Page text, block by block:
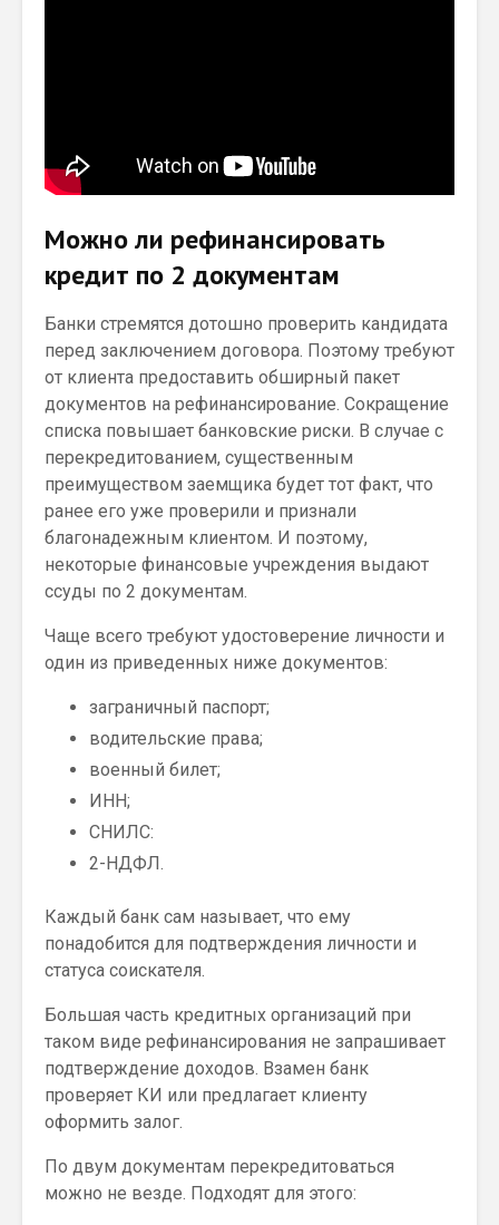
Можно ли рефинансировать
кредит по 2 документам
Банки стремятся дотошно проверить кандидата
перед заключением договора. Поэтому требуют
от клиента предоставить обширный пакет
документов на рефинансирование. Сокращение
списка повышает банковские риски. В случае с
перекредитованием, существенным
преимуществом заемщика будет тот факт, что
ранее его уже проверили и признали
благонадежным клиентом. И поэтому,
некоторые финансовые учреждения выдают
ссуды по 2 документам.
Чаще всего требуют удостоверение личности и
один из приведенных ниже документов:
заграничный паспорт;
водительские права;
военный билет;
ИНН;
СНИЛС:
2-НДФЛ.
Каждый банк сам называет, что ему
понадобится для подтверждения личности и
статуса соискателя.
Большая часть кредитных организаций при
таком виде рефинансирования не запрашивает
подтверждение доходов. Взамен банк
проверяет КИ или предлагает клиенту
оформить залог.
По двум документам перекредитоваться
можно не везде. Подходят для этого: